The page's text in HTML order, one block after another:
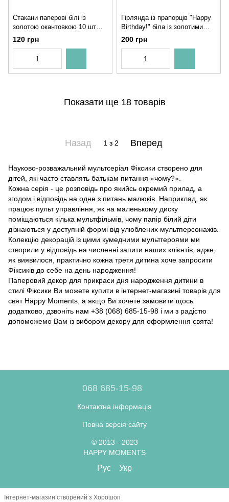
Стакани паперові білі із
золотою окантовкою 10 шт
(CP2015)
120 грн
Гірлянда із прапорців "Happy
Birthday!" біла із золотими
літерами (03428)
200 грн
Показати ще 18 товарів
Назад 1з 2 Вперед
Науково-розважальний мультсеріал Фіксики створено для
дітей, які часто ставлять батькам питання «чому?».
Кожна серія - це розповідь про якийсь окремий прилад, а
згодом і відповідь на одне з питань малюків. Наприклад, як
працює пульт управління, як на маленькому диску
поміщаються кілька мультфільмів, чому папір білий діти
дізнаються у доступній формі від улюблених мультперсонажів.
Колекцію декорацій із цими кумедними мультгероями ми
створили у відповідь на численні запити наших клієнтів, адже,
як виявилося, практично кожна третя дитина хоче запросити
Фіксиків до себе на день народження!
Паперовий декор для прикраси дня народження дитини в
стилі Фіксики Ви можете купити в інтернет-магазині товарів для
свят Happy Moments, а якщо Ви хочете замовити щось
додатково, дзвоніть нам +38 (068) 685-15-98 і ми з радістю
допоможемо Вам із вибором декору для оформлення свята!
068 685-15-98
Контактна інформація
Повна версія сайту
© 2013 - 2023
HAPPY MOMENTS
Рус Укр
Інтернет-магазин створений з Хорошоп